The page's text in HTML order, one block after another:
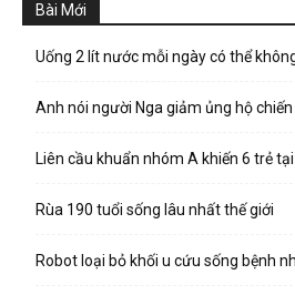
Bài Mới
Uống 2 lít nước mỗi ngày có thể
Anh nói người Nga giảm ủng hộ
Liên cầu khuẩn nhóm A khiến 6 trẻ
Rùa 190 tuổi sống lâu nhất thế giới
Robot loại bỏ khối u cứu sống bệnh